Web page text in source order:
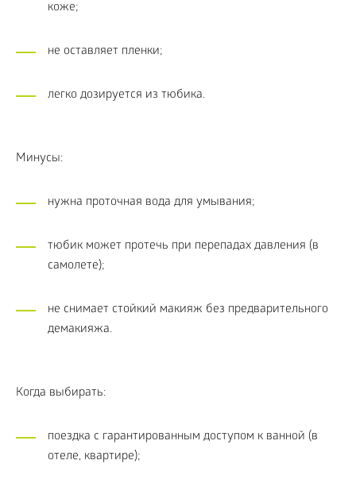
коже;
не оставляет пленки;
легко дозируется из тюбика.
Минусы:
нужна проточная вода для умывания;
тюбик может протечь при перепадах давления (в
самолете);
не снимает стойкий макияж без предварительного
демакияжа.
Когда выбирать:
поездка с гарантированным доступом к ванной (в
отеле, квартире);